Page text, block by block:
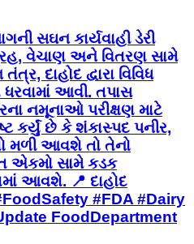
સઘન કાર્યવાહી ડેરી
વેચાણ અને વિતરણ સામે
દાહોદ દ્વારા વિવિધ
આવી. તપાસ
નમૂનાઓ પરીક્ષણ માટે
કર્યું છે કે શંકાસ્પદ પનીર,
મળી આવશે તો તેનો
એકમો સામે કડક
આવશે. 📍 દાહોદ
#FDA #Dairy
FoodDepartment